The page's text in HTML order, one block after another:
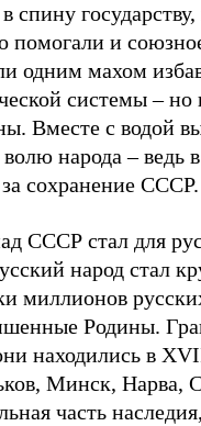
спину
помогали и
одним махом
системы – но
Вместе с водой
народа – ведь
сохранение СССР.
СССР стал для
народ стал
миллионов
Родины.
находились в
Минск, Нарва,
часть